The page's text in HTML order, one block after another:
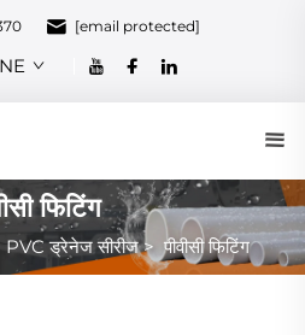
[email protected]
NE
फिटिंग
PVC ड्रेनेज सीरीज>पीवीसी फिटिंग